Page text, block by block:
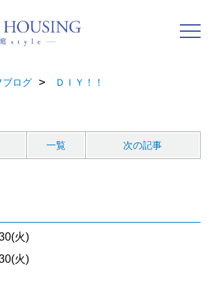
ブログ ＤＩＹ！！
一覧 次の記事
火)
火)